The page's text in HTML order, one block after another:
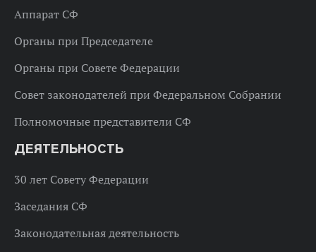
Аппарат СФ
Органы при Председателе
Органы при Совете Федерации
Совет законодателей при Федеральном Собрании
Полномочные представители СФ
ДЕЯТЕЛЬНОСТЬ
30 лет Совету Федерации
Заседания СФ
Законодательная деятельность